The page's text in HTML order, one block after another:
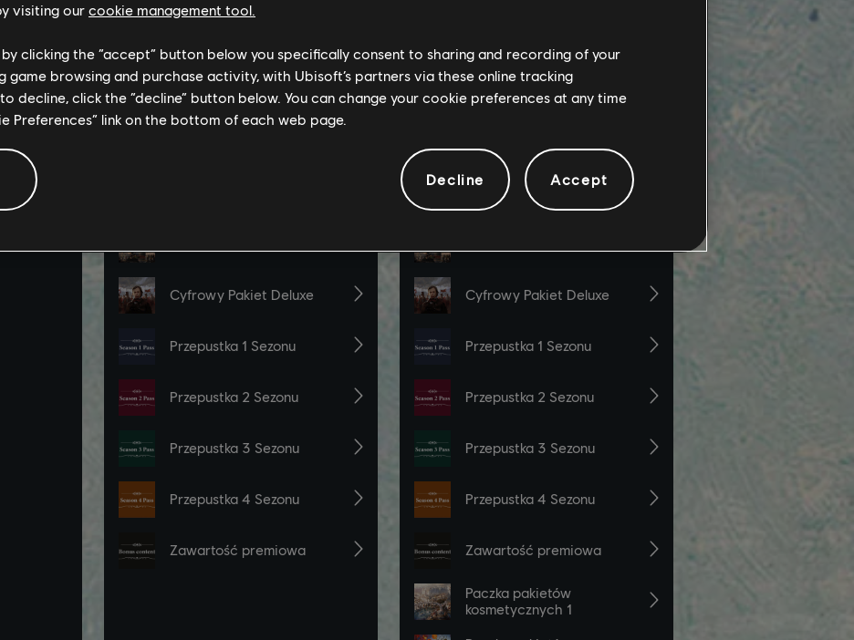
visiting our cookie management tool.
clicking the “accept” button below you specifically consent to sharing and recording of your
game browsing and purchase activity, with Ubisoft’s partners via these online tracking
decline, click the “decline” button below. You can change your cookie preferences at any time
Preferences” link on the bottom of each web page.
Decline Accept